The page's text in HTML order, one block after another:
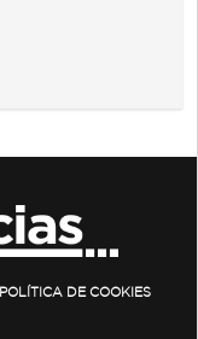
POLÍTICA DE COOKIES